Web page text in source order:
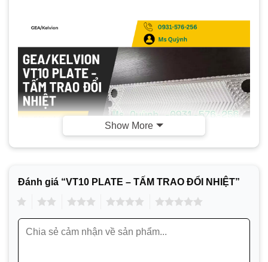
VT10 chính thức được cung cấp tại Việt Nam.
Show More
Đánh giá “VT10 PLATE – TẤM TRAO ĐỔI NHIỆT”